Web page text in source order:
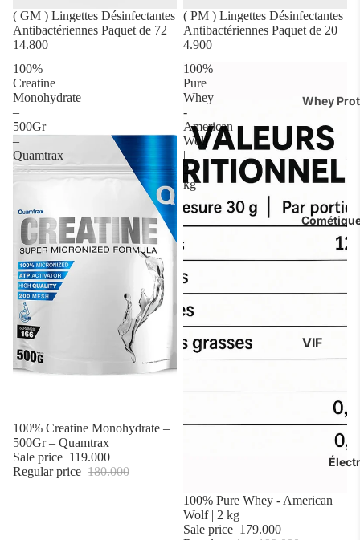
Sweats &
Tops & T-
Off
Whey
Mass
Créatine
Pré
Booster
Brûleur
Intra
Vitamines
Végan
VIF
Visage
Capillaires
Parfums
Pack VIF
Arvea
Sold out
( GM ) Lingettes Désinfectantes
Antibactériennes Paquet de 72
14.800
Sold out
( PM ) Lingettes Désinfectantes
Antibactériennes Paquet de 20
4.900
100%
Creatine
Monohydrate
–
500Gr
–
Quamtrax
Sale
100% Creatine Monohydrate –
500Gr – Quamtrax
Sale price 119.000
Regular price 180.000
100%
Pure
Whey
-
American
Wolf
|
2
kg
Sale
100% Pure Whey - American
Wolf | 2 kg
Sale price 179.000